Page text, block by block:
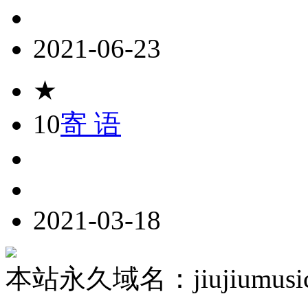
2021-06-23
★
10寄 语
2021-03-18
本站永久域名：